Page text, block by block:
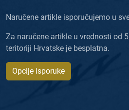
Naručene artikle isporučujemo u
Za naručene artikle u vrednosti od
teritoriji Hrvatske je besplatna.
Opcije isporuke